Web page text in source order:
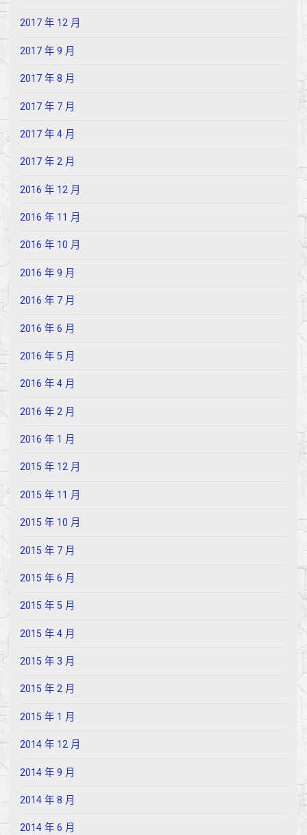
2017 年 12 月
2017 年 9 月
2017 年 8 月
2017 年 7 月
2017 年 4 月
2017 年 2 月
2016 年 12 月
2016 年 11 月
2016 年 10 月
2016 年 9 月
2016 年 7 月
2016 年 6 月
2016 年 5 月
2016 年 4 月
2016 年 2 月
2016 年 1 月
2015 年 12 月
2015 年 11 月
2015 年 10 月
2015 年 7 月
2015 年 6 月
2015 年 5 月
2015 年 4 月
2015 年 3 月
2015 年 2 月
2015 年 1 月
2014 年 12 月
2014 年 9 月
2014 年 8 月
2014 年 6 月